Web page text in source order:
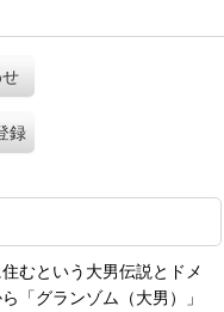
録
むという大男伝説とドメ
「グランゾム（大男）」